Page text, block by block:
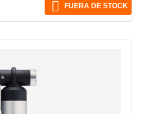
 FUERA DE STOCK